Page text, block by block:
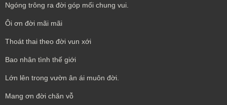
Ngóng trông ra đời góp mối chung vui.
Ôi ơn đời mãi mãi
Thoát thai theo đời vun xới
Bao nhân tình thế giới
Lớn lên trong vườn ân ái muôn đời.
Mang ơn đời chăn vỗ